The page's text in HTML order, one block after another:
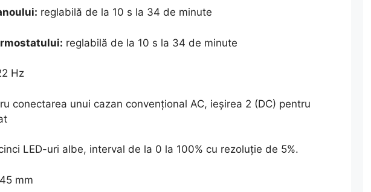
reglabilă de la 10 s la 34 de minute
reglabilă de la 10 s la 34 de minute
Hz
conectarea unui cazan convențional AC, ieșirea 2 (DC) pentru
LED-uri albe, interval de la 0 la 100% cu rezoluție de 5%.
mm